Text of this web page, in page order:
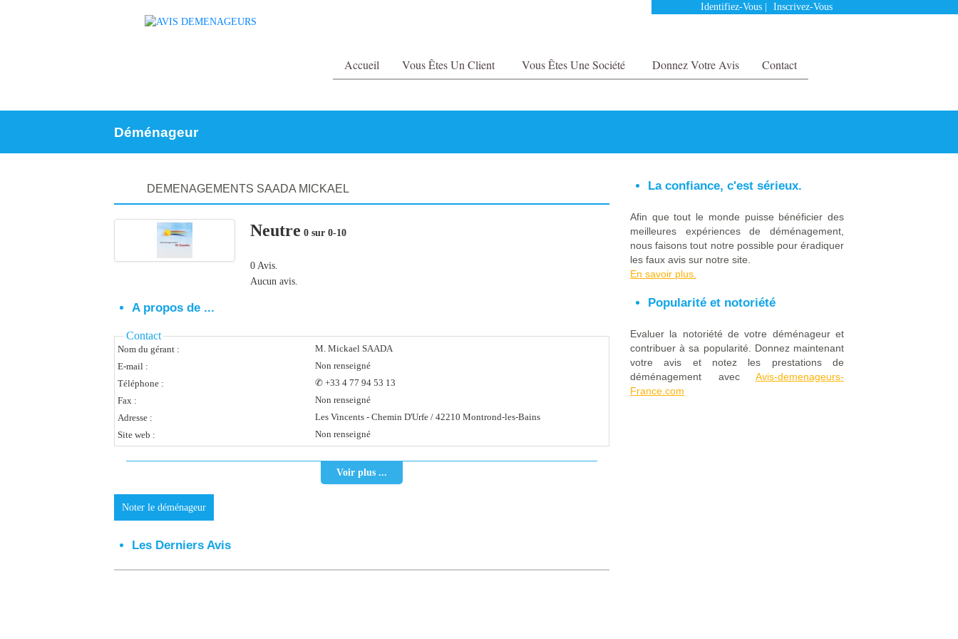
Identifiez-Vous Inscrivez-Vous
Accueil Vous Êtes Un Client Vous Êtes Une Société Donnez Votre Avis Contact
Déménageur
DEMENAGEMENTS SAADA MICKAEL
Neutre 0 sur 0-10
0 Avis.
Aucun avis.
A propos de ...
Contact
Nom du gérant :
M. Mickael SAADA
E-mail :
Non renseigné
Téléphone :
✆ +33 4 77 94 53 13
Fax :
Non renseigné
Adresse :
Les Vincents - Chemin D'Urfe / 42210 Montrond-les-Bains
Site web :
Non renseigné
Voir plus ...
Noter le déménageur
Les Derniers Avis
La confiance, c'est sérieux.
Afin que tout le monde puisse bénéficier des
meilleures expériences de déménagement,
nous faisons tout notre possible pour éradiquer
les faux avis sur notre site.
En savoir plus.
Popularité et notoriété
Evaluer la notoriété de votre déménageur et
contribuer à sa popularité. Donnez maintenant
votre avis et notez les prestations de
déménagement avec Avis-demenageurs-
France.com